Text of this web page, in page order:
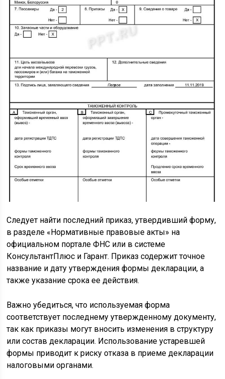
Следует найти последний приказ, утвердивший форму,
в разделе «Нормативные правовые акты» на
официальном портале ФНС или в системе
КонсультантПлюс и Гарант. Приказ содержит точное
название и дату утверждения формы декларации, а
также указание срока ее действия.
Важно убедиться, что используемая форма
соответствует последнему утвержденному документу,
так как приказы могут вносить изменения в структуру
или состав декларации. Использование устаревшей
формы приводит к риску отказа в приеме декларации
налоговыми органами.